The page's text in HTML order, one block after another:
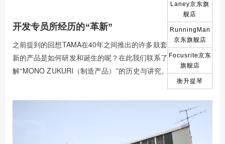
开发专员所经历的“革新”
之前提到的回想TAMA在40年之间推出的许多鼓套
硬件。这些革
新的产品是如何研发和诞生的呢？在此我们联系了开发专员，了
解“MONO ZUKURI （制造产品）”的历史与讲究。
Laney京东旗
舰店
RunningMan
京东旗舰店
Focusrite京东
旗舰店
衡升提琴